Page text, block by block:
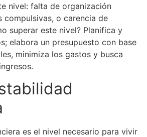
nivel: falta de organización
compulsivas, o carencia de
superar este nivel? Planifica y
elabora un presupuesto con base
minimiza los gastos y busca
es el nivel necesario para vivir